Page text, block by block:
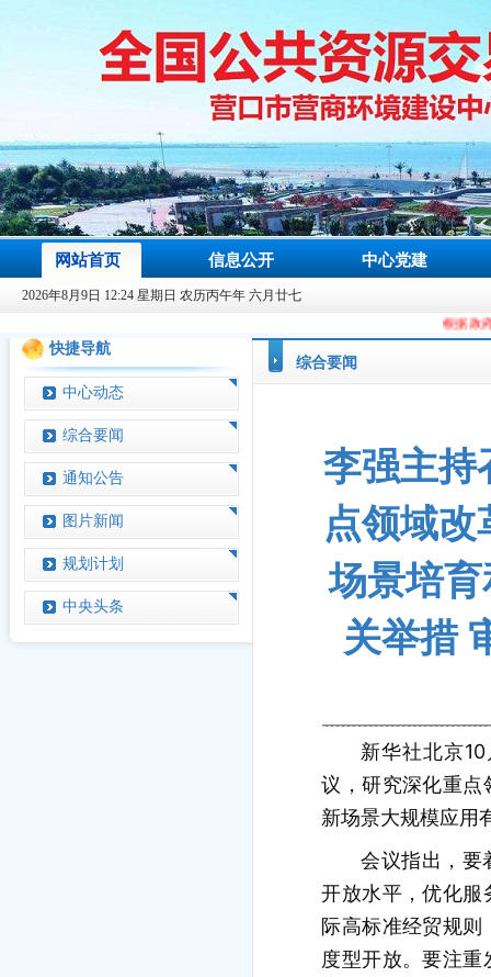
网站首页 信息公开 中心党建
2026年8月9日 12:24 星期日 农历丙午年 六月廿七
根据政府信
快捷导航
中心动态
综合要闻
通知公告
图片新闻
规划计划
中央头条
综合要闻
李强主持
点领域
场景培
关举措
新华社北京
议，研究深化重点
新场景大规模应用
会议指出，要
开放水平，优化服
际高标准经贸规则
度型开放。要注